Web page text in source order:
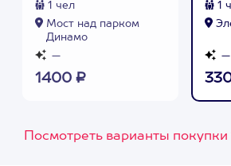
1 чел
Мост над парком
Динамо
—
1400 ₽
1
—
Посмотреть варианты покупки